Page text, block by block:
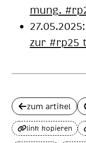
mung.
27.05.2025:
zur #rp25
zum artikel
link kopieren